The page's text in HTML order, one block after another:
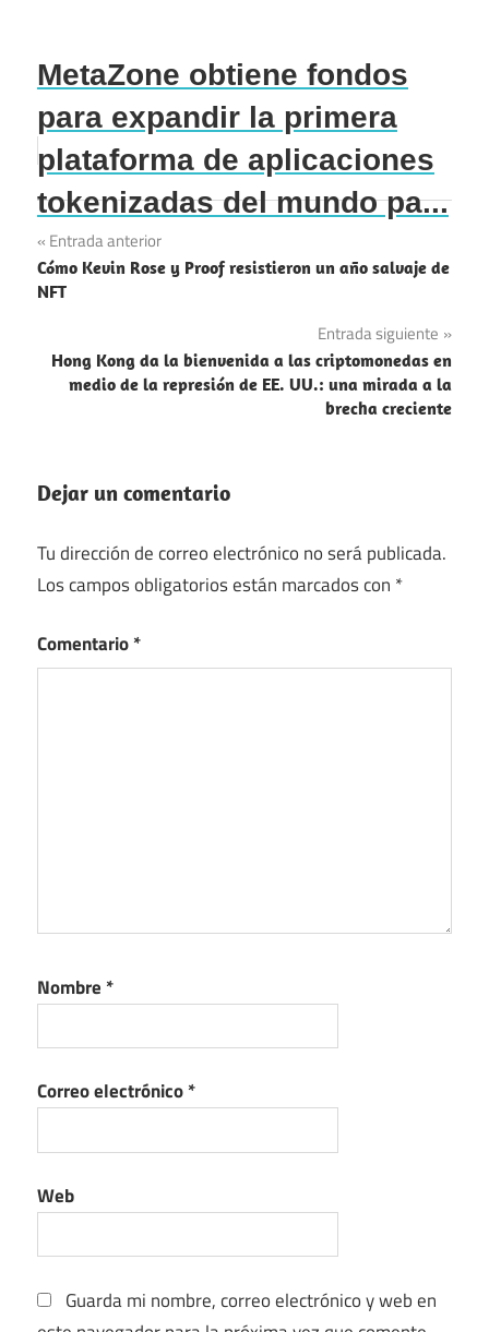
MetaZone obtiene fondos
para expandir la primera
plataforma de aplicaciones
tokenizadas del mundo pa...
Navegación
de
Entrada anterior
Cómo Kevin Rose y Proof resistieron un año salvaje de
NFT
Entrada siguiente
Hong Kong da la bienvenida a las criptomonedas en
medio de la represión de EE. UU.: una mirada a la
brecha creciente
Dejar un comentario
Tu dirección de correo electrónico no será publicada.
Los campos obligatorios están marcados con *
Comentario*
Nombre *
Correo electrónico*
Web
Guarda mi nombre, correo electrónico y web en